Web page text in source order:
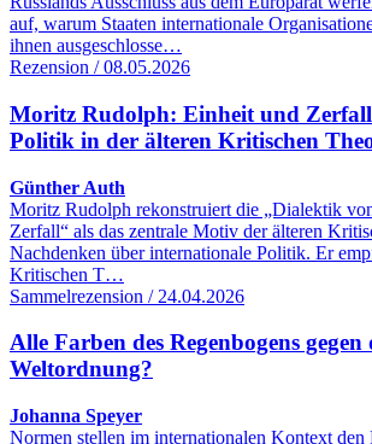
auf, warum Staaten internationale
ihnen ausgeschlosse…
Rezension / 08.05.2026
Moritz Rudolph: Einheit und
Politik in der älteren Kritischen
Günther Auth
Moritz Rudolph rekonstruiert die „Dialektik
Zerfall“ als das zentrale Motiv der älteren
Nachdenken über internationale Politik. Er
Kritischen T…
Sammelrezension / 24.04.2026
Alle Farben des Regenbogens
Weltordnung?
Johanna Speyer
Normen stellen im internationalen Kontext den